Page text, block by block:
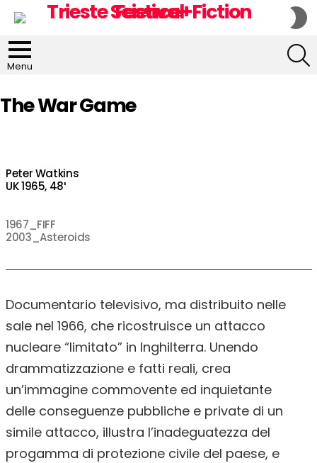
Menu
The War Game
Peter Watkins
UK 1965, 48′
1967_FIFF
2003_Asteroids
Documentario televisivo, ma distribuito nelle
sale nel 1966, che ricostruisce un attacco
nucleare “limitato” in Inghilterra. Unendo
drammatizzazione e fatti reali, crea
un’immagine commovente ed inquietante
delle conseguenze pubbliche e private di un
simile attacco, illustra l’inadeguatezza del
progamma di protezione civile del paese, e